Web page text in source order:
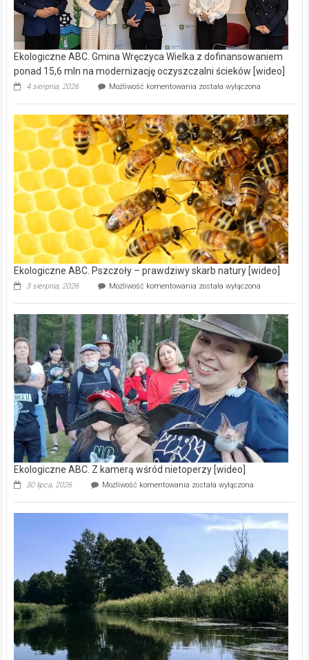
Ekologiczne ABC. Gmina Wręczyca Wielka z dofinansowaniem
ponad 15,6 mln na modernizację oczyszczalni ścieków [wideo]
4 sierpnia, 2026 Możliwość komentowania Ekologiczne
Wręczyca
Wielka
z
dofinansowaniem
ponad
15,6
mln
na
modernizację
oczyszczalni
ścieków
[wideo]
została wyłączona
Ekologiczne ABC. Pszczoły – prawdziwy skarb natury [wideo]
3 sierpnia, 2026 Możliwość komentowania Ekologiczne
–
prawdziwy
skarb
natury
[wideo]
została wyłączona
Ekologiczne ABC. Z kamerą wśród nietoperzy [wideo]
30 lipca, 2026 Możliwość komentowania Ekologiczne
kamerą
wśród
została wyłączona